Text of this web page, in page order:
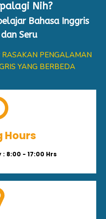
Nih?
Bahasa Inggris
Seru
RASAKAN PENGALAMAN
YANG BERBEDA
Hours
8:00 - 17:00 Hrs